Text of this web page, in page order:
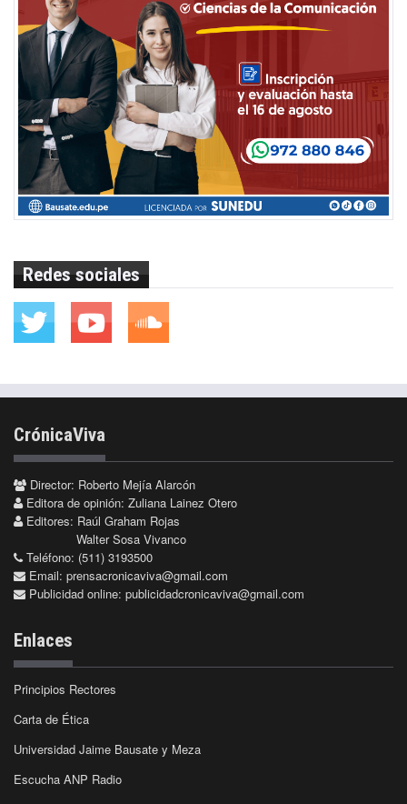
Redes sociales
CrónicaViva
Director: Roberto Mejía Alarcón
Editora de opinión: Zuliana Lainez Otero
Editores: Raúl Graham Rojas
Walter Sosa Vivanco
Teléfono: (511) 3193500
Email: prensacronicaviva@gmail.com
Publicidad online: publicidadcronicaviva@gmail.com
Enlaces
Principios Rectores
Carta de Ética
Universidad Jaime Bausate y Meza
Escucha ANP Radio